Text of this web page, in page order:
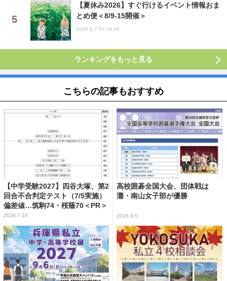
【夏休み2026】すぐ行けるイベント情報おま
とめ便＜8/9-15開催＞
2026.8.7 Fri 19:45
ランキングをもっと見る
こちらの記事もおすすめ
【中学受験2027】四谷大塚、第2
回合不合判定テスト（7/5実施）
偏差値…筑駒74・桜蔭70＜PR＞
2026.7.10
高校囲碁全国大会、団体戦は
灘・南山女子部が優勝
2026.8.5